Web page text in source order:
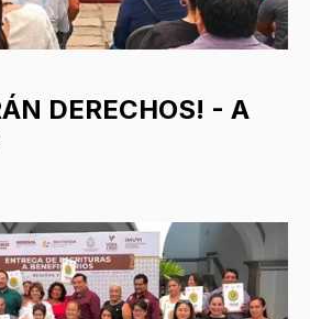
DERECHOS! - A